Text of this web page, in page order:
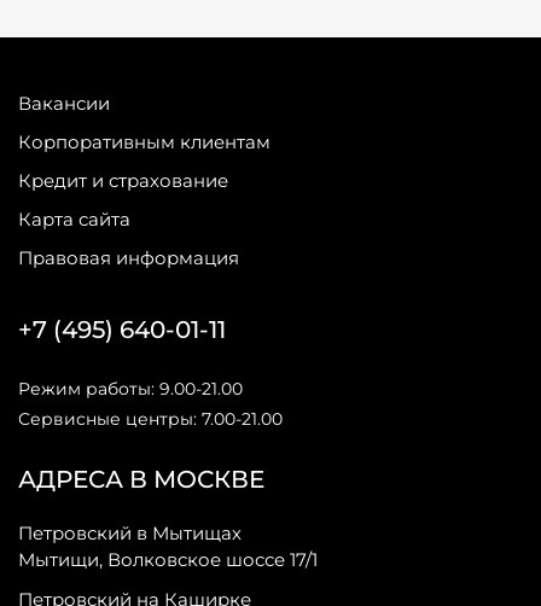
Вакансии
Корпоративным клиентам
Кредит и страхование
Карта сайта
Правовая информация
АДРЕСА В МОСКВЕ
Петровский в Мытищах
Мытищи, Волковское шоссе 17/1
Петровский на Каширке
+7 (495) 640-01-11
Режим работы: 9.00-21.00
Сервисные центры: 7.00-21.00